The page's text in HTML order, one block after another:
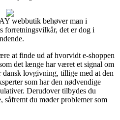
webbutik behøver man i
forretningsvilkår, det er dog i
at finde ud af hvorvidt e-shoppen
det længe har været et signal om
lovgivning, tillige med at den
som har den nødvendige
Derudover tilbydes du
du møder problemer som